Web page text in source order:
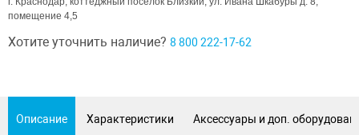
помещение 4,5
Хотите уточнить наличие? 8 800 222-17-62
Описание Характеристики Аксессуары и доп.